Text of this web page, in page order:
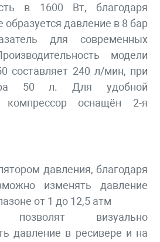
в 1600 Вт, благодаря
образуется давление в 8 бар
для современных
модели
составляет 240 л/мин, при
50 л. Для удобной
компрессор оснащён 2-я
давления, благодаря
изменять давление
от 1 до 12,5 атм
позволят визуально
давление в ресивере и на